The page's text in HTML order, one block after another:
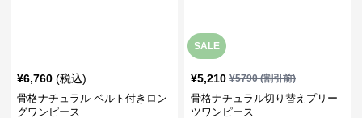
¥6,760 (税込)
骨格ナチュラル ベルト付きロン
グワンピース
SALE
¥5,210 ¥5790(割引前)
骨格ナチュラル切り替えプリー
ツワンピース